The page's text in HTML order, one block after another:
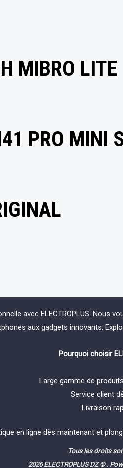
MIBRO LITE
PRO MINI
avec ELECTROPLUS.
aux gadgets innovants.
Pourquoi choisir
Large gamme de
Service client
Livraison
en ligne dès maintenant et
Tous les droits
2026 ELECTROPLUS DZ © .